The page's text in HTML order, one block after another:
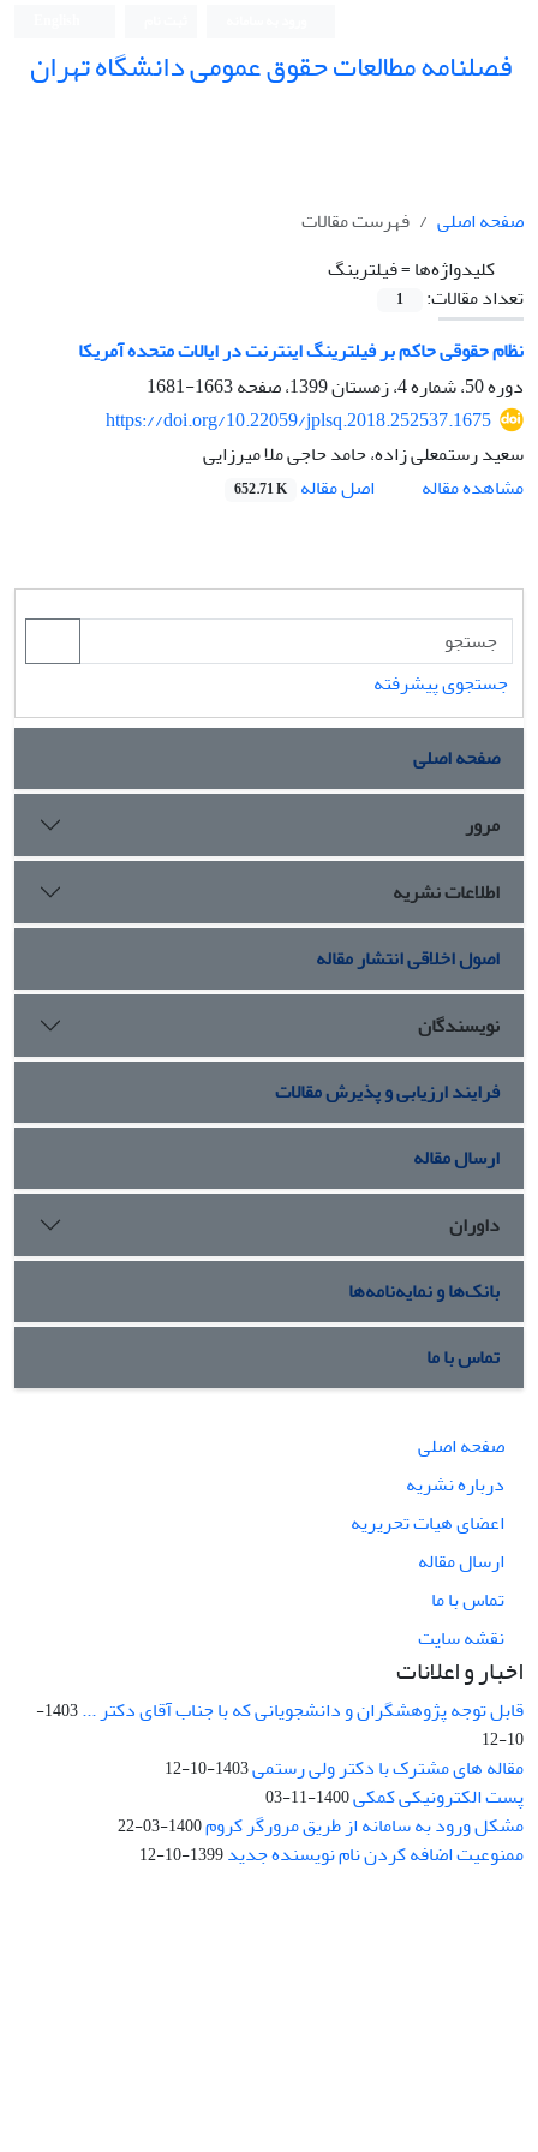
فصلنامه مطالعات حقوق عمومی دانشگاه تهران
صفحه اصلی
فهرست مقالات
کلیدواژه‌ها =فیلترینگ
تعداد مقالات:
1
نظام حقوقی حاکم بر فیلترینگ اینترنت در ایالات متحده آمریکا
دوره 50، شماره 4، زمستان 1399، صفحه
1663-1681
https://doi.org/10.22059/jplsq.2018.252537.1675
سعید رستمعلی زاده، حامد حاجی ملا میرزایی
مشاهده مقاله
اصل مقاله 652.71 K
جستجوی پیشرفته
صفحه اصلی
مرور
اطلاعات نشریه
اصول اخلاقی انتشار مقاله
نویسندگان
فرایند ارزیابی و پذیرش مقالات
ارسال مقاله
داوران
بانک‌ها و نمایه‌نامه‌ها
تماس با ما
صفحه اصلی
درباره نشریه
اعضای هیات تحریریه
ارسال مقاله
تماس با ما
نقشه سایت
اخبار و اعلانات
قابل توجه پژوهشگران و دانشجویانی که با جناب آقای دکتر ...
1403-
10-12
مقاله های مشترک با دکتر ولی رستمی1403-10-12
پست الکترونیکی کمکی1400-11-03
مشکل ورود به سامانه از طریق مرورگر کروم1400-03-22
ممنوعیت اضافه کردن نام نویسنده جدید1399-10-12